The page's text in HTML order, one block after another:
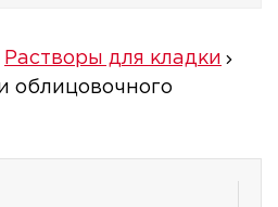
Растворы для кладки
облицовочного